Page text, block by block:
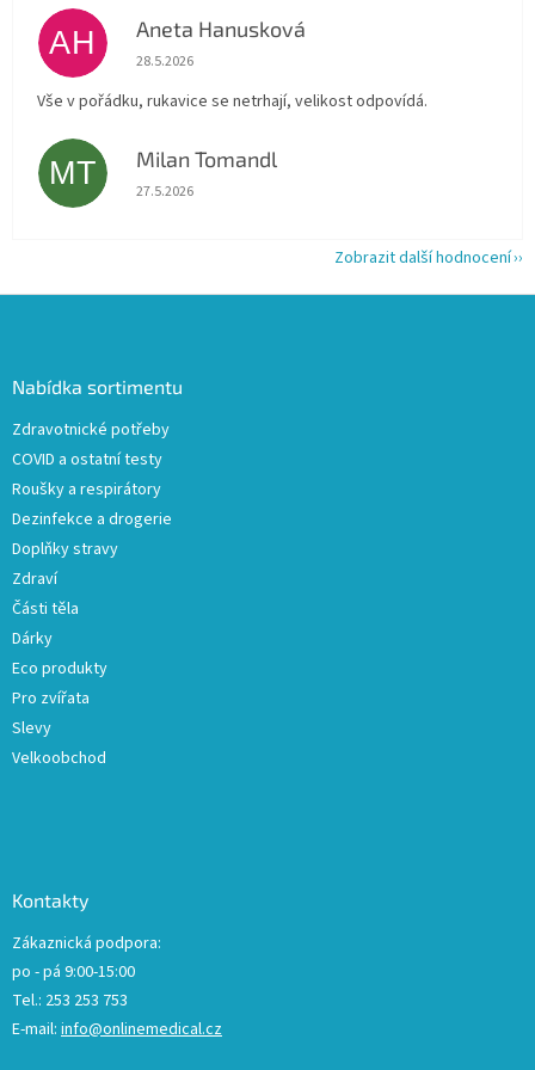
AH Aneta Hanusková
Hodnocení obchodu je 5 z 5 hvězdiček.
28.5.2026
Vše v pořádku, rukavice se netrhají, velikost odpovídá.
MT Milan Tomandl
Hodnocení obchodu je 5 z 5 hvězdiček.
27.5.2026
Zobrazit další hodnocení
Nabídka sortimentu
Zdravotnické potřeby
COVID a ostatní testy
Roušky a respirátory
Dezinfekce a drogerie
Doplňky stravy
Zdraví
Části těla
Dárky
Eco produkty
Pro zvířata
Slevy
Velkoobchod
Kontakty
Zákaznická podpora:
po - pá 9:00-15:00
Tel.: 253 253 753
E-mail: info@onlinemedical.cz